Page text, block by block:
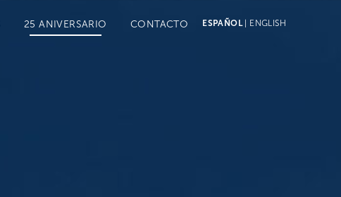
25 ANIVERSARIO CONTACTO ESPAÑOL| ENGLISH